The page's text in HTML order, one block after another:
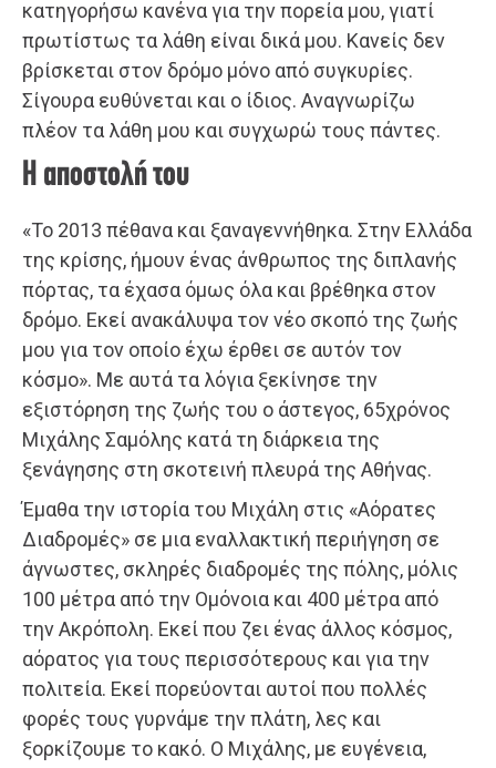
κατηγορήσω κανένα για την πορεία μου, γιατί
πρωτίστως τα λάθη είναι δικά μου. Κανείς δεν
βρίσκεται στον δρόμο μόνο από συγκυρίες.
Σίγουρα ευθύνεται και ο ίδιος. Αναγνωρίζω
πλέον τα λάθη μου και συγχωρώ τους πάντες.
Η αποστολή του
«Το 2013 πέθανα και ξαναγεννήθηκα. Στην Ελλάδα
της κρίσης, ήμουν ένας άνθρωπος της διπλανής
πόρτας, τα έχασα όμως όλα και βρέθηκα στον
δρόμο. Εκεί ανακάλυψα τον νέο σκοπό της ζωής
μου για τον οποίο έχω έρθει σε αυτόν τον
κόσμο». Με αυτά τα λόγια ξεκίνησε την
εξιστόρηση της ζωής του ο άστεγος, 65χρόνος
Μιχάλης Σαμόλης κατά τη διάρκεια της
ξενάγησης στη σκοτεινή πλευρά της Αθήνας.
Έμαθα την ιστορία του Μιχάλη στις «Αόρατες
Διαδρομές» σε μια εναλλακτική περιήγηση σε
άγνωστες, σκληρές διαδρομές της πόλης, μόλις
100 μέτρα από την Ομόνοια και 400 μέτρα από
την Ακρόπολη. Εκεί που ζει ένας άλλος κόσμος,
αόρατος για τους περισσότερους και για την
πολιτεία. Εκεί πορεύονται αυτοί που πολλές
φορές τους γυρνάμε την πλάτη, λες και
ξορκίζουμε το κακό. Ο Μιχάλης, με ευγένεια,